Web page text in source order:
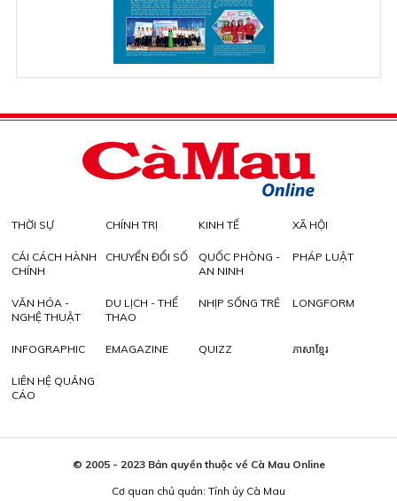
THỜI SỰ CHÍNH TRỊ KINH TẾ XÃ HỘI
CẢI CÁCH HÀNH
CHÍNH
CHUYỂN ĐỔI SỐ
QUỐC PHÒNG -
AN NINH
PHÁP LUẬT
VĂN HÓA -
NGHỆ THUẬT
DU LỊCH - THỂ
THAO
NHỊP SỐNG TRẺ LONGFORM
INFOGRAPHIC EMAGAZINE QUIZZ ភាសាខ្មែរ
LIÊN HỆ QUẢNG
CÁO
© 2005 - 2023 Bản quyền thuộc về Cà Mau Online
Cơ quan chủ quản: Tỉnh ủy Cà Mau